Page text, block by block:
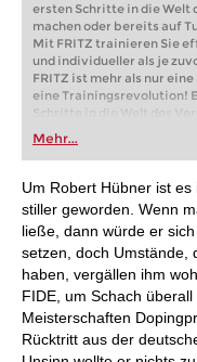
ersten Schritte in die Welt
machen oder bereits auf
Mit FRITZ trainieren Sie
und individueller als je
FRITZ ist mehr als nur
eine Trainingsrevolution!
Schritte in die Welt des
oder bereits auf
FRITZ trainieren Sie
individueller als je zuvor.
Mehr...
Um Robert Hübner ist
stiller geworden. Wenn
ließe, dann würde er
setzen, doch Umstände,
haben, vergällen ihm
FIDE, um Schach
Meisterschaften
Rücktritt aus der